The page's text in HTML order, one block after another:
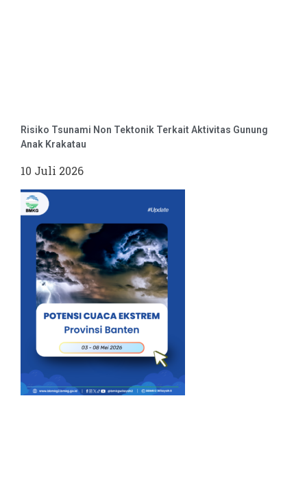
Risiko Tsunami Non Tektonik Terkait Aktivitas Gunung
Anak Krakatau
10 Juli 2026